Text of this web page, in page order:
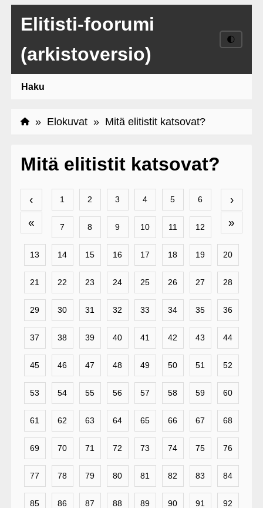
Elitisti-foorumi
(arkistoversio)
🌓
Haku
» Elokuvat» Mitä elitistit katsovat?
Mitä elitistit katsovat?
‹
«
›
»
1 2 3 4 5 6
7 8 9 10 11 12
13 14 15 16 17 18 19 20
21 22 23 24 25 26 27 28
29 30 31 32 33 34 35 36
37 38 39 40 41 42 43 44
45 46 47 48 49 50 51 52
53 54 55 56 57 58 59 60
61 62 63 64 65 66 67 68
69 70 71 72 73 74 75 76
77 78 79 80 81 82 83 84
85 86 87 88 89 90 91 92